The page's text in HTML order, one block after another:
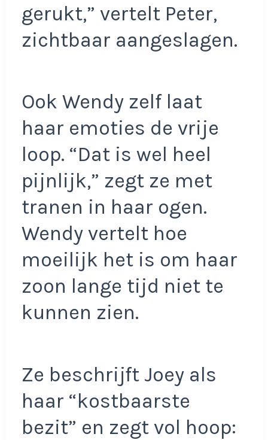
gerukt,” vertelt Peter,
zichtbaar aangeslagen.
Ook Wendy zelf laat
haar emoties de vrije
loop. “Dat is wel heel
pijnlijk,” zegt ze met
tranen in haar ogen.
Wendy vertelt hoe
moeilijk het is om haar
zoon lange tijd niet te
kunnen zien.
Ze beschrijft Joey als
haar “kostbaarste
bezit” en zegt vol hoop: